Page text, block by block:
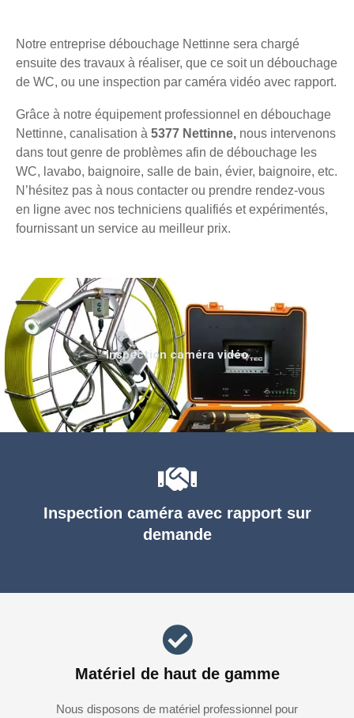
Notre entreprise débouchage Nettinne sera chargé
ensuite des travaux à réaliser, que ce soit un débouchage
de WC, ou une inspection par caméra vidéo avec rapport.
Grâce à notre équipement professionnel en débouchage
Nettinne, canalisation à 5377 Nettinne, nous intervenons
dans tout genre de problèmes afin de débouchage les
WC, lavabo, baignoire, salle de bain, évier, baignoire, etc.
N’hésitez pas à nous contacter ou prendre rendez-vous
en ligne avec nos techniciens qualifiés et expérimentés,
fournissant un service au meilleur prix.
Inspection caméra avec rapport sur
demande
Matériel de haut de gamme
Nous disposons de matériel professionnel pour
Inspection caméra vidéo